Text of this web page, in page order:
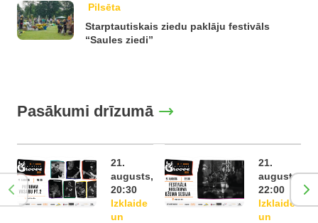
Pilsēta
Starptautiskais ziedu paklāju festivāls
“Saules ziedi”
Pasākumi drīzumā
21.
augusts,
20:30
Izklaide
un
21.
augusts,
22:00
Izklaide
un